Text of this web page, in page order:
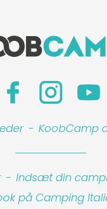
- KoobCamp
- Indsæt din
på Camping